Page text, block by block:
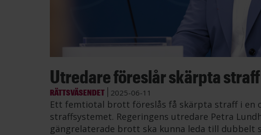
Utredare föreslår skärpta straff
RÄTTSVÄSENDET 2025-06-11
Ett femtiotal brott föreslås få skärpta straff i en
straffsystemet. Regeringens utredare Petra
gängrelaterade brott ska kunna leda till dubbelt